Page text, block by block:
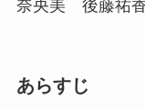
奈央美 後藤祐
あらすじ